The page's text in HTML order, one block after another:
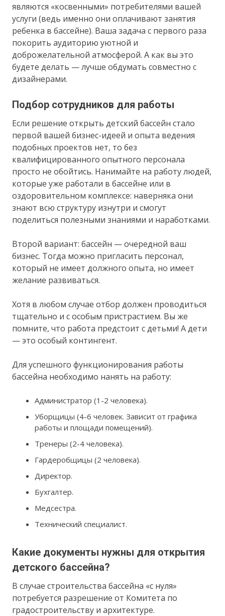
являются «косвенными» потребителями вашей
услуги (ведь именно они оплачивают занятия
ребенка в бассейне). Ваша задача с первого раза
покорить аудиторию уютной и
доброжелательной атмосферой. А как вы это
будете делать — лучше обдумать совместно с
дизайнерами.
Подбор сотрудников для работы
Если решение открыть детский бассейн стало
первой вашей бизнес-идеей и опыта ведения
подобных проектов нет, то без
квалифицированного опытного персонала
просто не обойтись. Нанимайте на работу людей,
которые уже работали в бассейне или в
оздоровительном комплексе: наверняка они
знают всю структуру изнутри и смогут
поделиться полезными знаниями и наработками.
Второй вариант: бассейн — очередной ваш
бизнес. Тогда можно пригласить персонал,
который не имеет должного опыта, но имеет
желание развиваться.
Хотя в любом случае отбор должен проводиться
тщательно и с особым пристрастием. Вы же
помните, что работа предстоит с детьми! А дети
— это особый контингент.
Для успешного функционирования работы
бассейна необходимо нанять на работу:
Администратор (1-2 человека).
Уборщицы (4-6 человек. Зависит от графика
работы и площади помещений).
Тренеры (2-4 человека).
Гардеробщицы (2 человека).
Директор.
Бухгалтер.
Медсестра.
Технический специалист.
Какие документы нужны для открытия
детского бассейна?
В случае строительства бассейна «с нуля»
потребуется разрешение от Комитета по
градостроительству и архитектуре.